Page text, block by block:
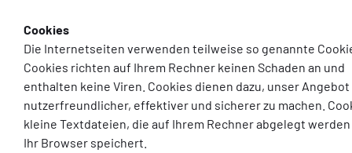
Cookies
Die Internetseiten verwenden teilweise so genannte
Cookies richten auf Ihrem Rechner keinen Schaden an und
enthalten keine Viren. Cookies dienen dazu, unser Angebot
nutzerfreundlicher, effektiver und sicherer zu machen.
kleine Textdateien, die auf Ihrem Rechner abgelegt
Ihr Browser speichert.